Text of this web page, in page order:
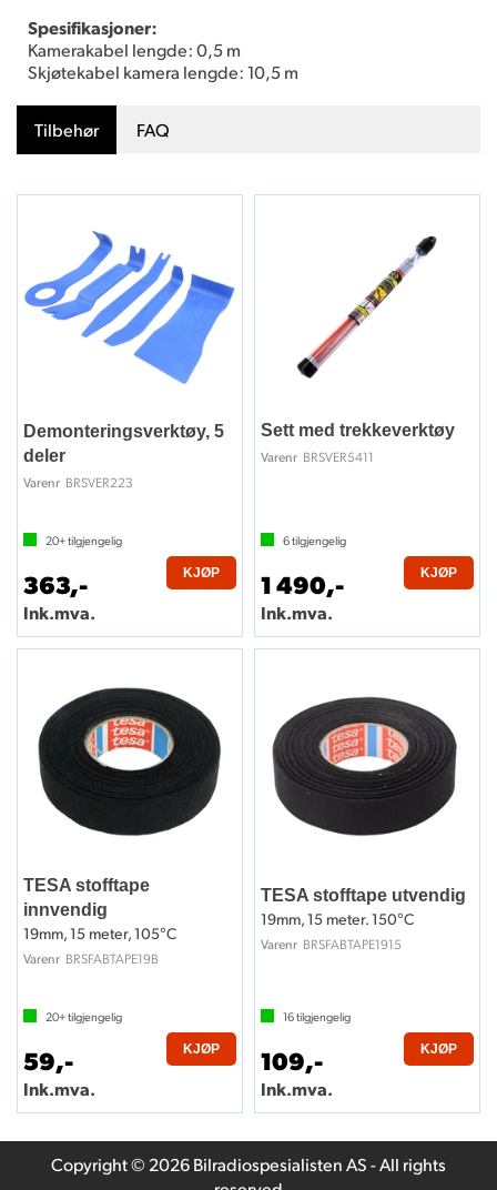
Spesifikasjoner:
Kamerakabel lengde: 0,5 m
Skjøtekabel kamera lengde: 10,5 m
Tilbehør FAQ
Demonteringsverktøy, 5
deler
Varenr BRSVER223
20+tilgjengelig
363,-
Ink.mva.
KJØP
Sett med trekkeverktøy
Varenr BRSVER5411
6tilgjengelig
1 490,-
Ink.mva.
KJØP
TESA stofftape
innvendig
19mm, 15 meter, 105°C
Varenr BRSFABTAPE19B
20+tilgjengelig
59,-
Ink.mva.
KJØP
TESA stofftape utvendig
19mm, 15 meter. 150°C
Varenr BRSFABTAPE1915
16tilgjengelig
109,-
Ink.mva.
KJØP
Copyright © 2026 Bilradiospesialisten AS - All rights